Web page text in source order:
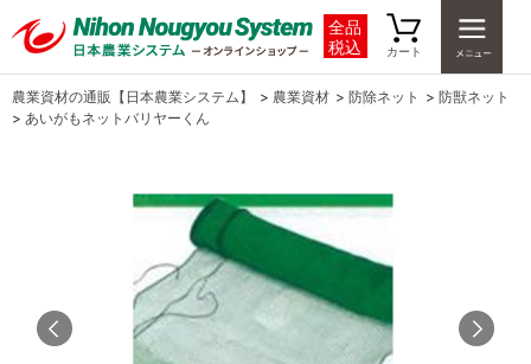
全品
税込
カート
農業資材の通販【日本農業システム】 > 農業資材 > 防除ネット > 防獣ネット
> あいがもネットバリヤーくん